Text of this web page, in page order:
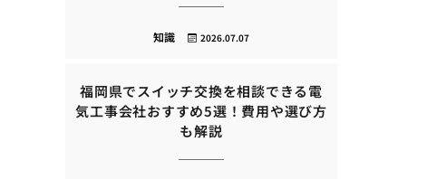
2026.07.07
知識
福岡県でスイッチ交換を相談できる電
気工事会社おすすめ5選！費用や選び方
も解説